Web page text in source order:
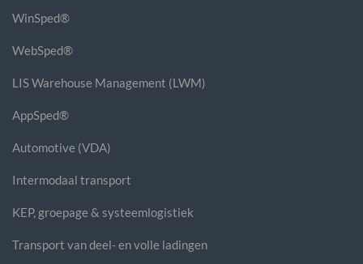
WinSped®
WebSped®
LIS Warehouse Management (LWM)
AppSped®
Automotive (VDA)
Intermodaal transport
KEP, groepage & systeemlogistiek
Transport van deel- en volle ladingen